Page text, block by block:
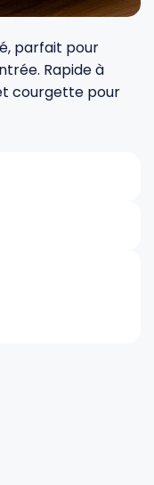
parfait pour
Rapide à
courgette pour